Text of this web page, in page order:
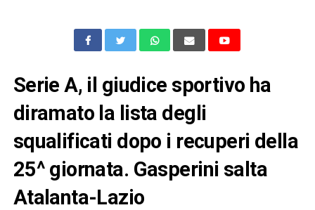
Serie A, il giudice sportivo ha
diramato la lista degli
squalificati dopo i recuperi della
25^ giornata. Gasperini salta
Atalanta-Lazio